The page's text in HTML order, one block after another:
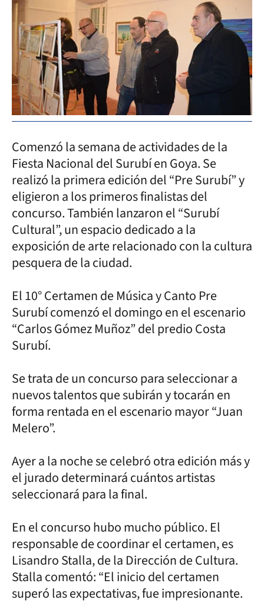
Comenzó la semana de actividades de la
Fiesta Nacional del Surubí en Goya. Se
realizó la primera edición del “Pre Surubí” y
eligieron a los primeros finalistas del
concurso. También lanzaron el “Surubí
Cultural”, un espacio dedicado a la
exposición de arte relacionado con la cultura
pesquera de la ciudad.
El 10° Certamen de Música y Canto Pre
Surubí comenzó el domingo en el escenario
“Carlos Gómez Muñoz” del predio Costa
Surubí.
Se trata de un concurso para seleccionar a
nuevos talentos que subirán y tocarán en
forma rentada en el escenario mayor “Juan
Melero”.
Ayer a la noche se celebró otra edición más y
el jurado determinará cuántos artistas
seleccionará para la final.
En el concurso hubo mucho público. El
responsable de coordinar el certamen, es
Lisandro Stalla, de la Dirección de Cultura.
Stalla comentó: “El inicio del certamen
superó las expectativas, fue impresionante.